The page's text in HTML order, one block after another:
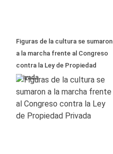
Figuras de la cultura se sumaron
a la marcha frente al Congreso
contra la Ley de Propiedad
Privada